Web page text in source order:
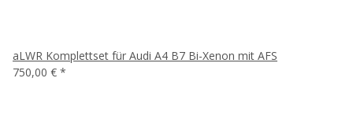
aLWR Komplettset für Audi A4 B7 Bi-Xenon mit AFS
750,00 € *